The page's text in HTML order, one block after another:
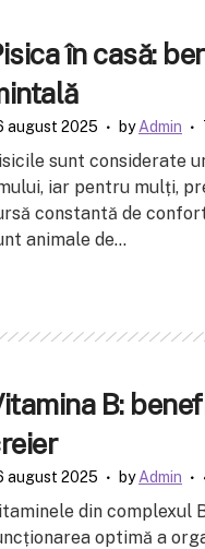
în casă:
august 2025 byAdmin
sunt considerate
iar pentru mulți,
constantă de
animale de...
B:
august 2025 byAdmin
din complexul
optimă a